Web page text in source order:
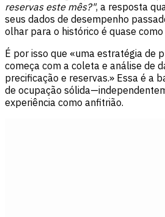
reservas este mês?", a resposta
seus dados de desempenho
olhar para o histórico é quase como
É por isso que «uma estratégia de
começa com a coleta e análise de
precificação e reservas.» Essa é a
de ocupação
experiência como anfitrião.